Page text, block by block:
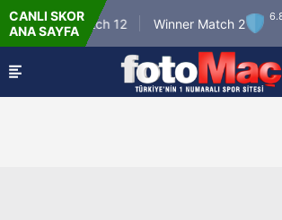
CANLI SKOR
ANA SAYFA
Winner Match 12 Winner Match 2